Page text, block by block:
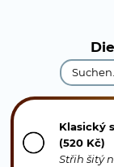
Klasický
(520 Kč)
Střih šitý